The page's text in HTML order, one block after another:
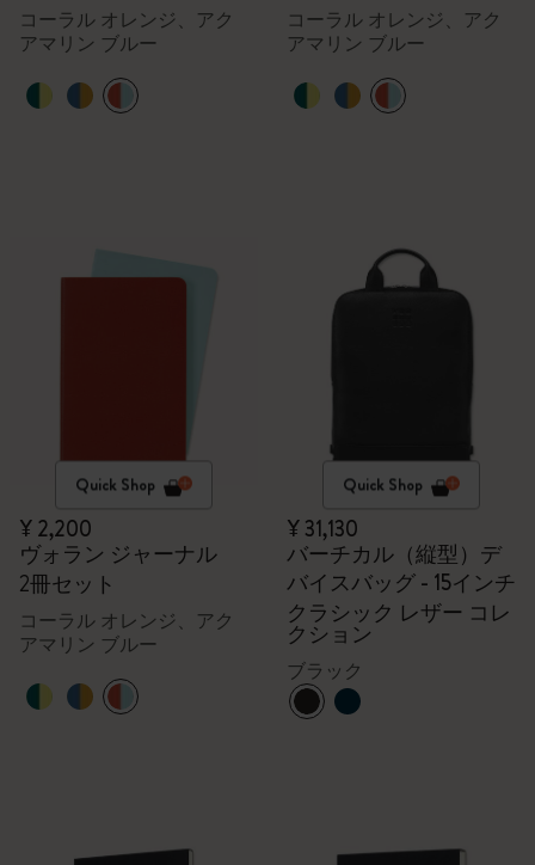
コーラル オレンジ、アク
アマリン ブルー
コーラル オレンジ、アク
アマリン ブルー
Quick Shop
¥ 2,200
ヴォラン ジャーナル
2冊セット
コーラル オレンジ、アク
アマリン ブルー
Quick Shop
¥ 31,130
バーチカル（縦型）デ
バイスバッグ - 15インチ
クラシック レザー コレ
クション
ブラック